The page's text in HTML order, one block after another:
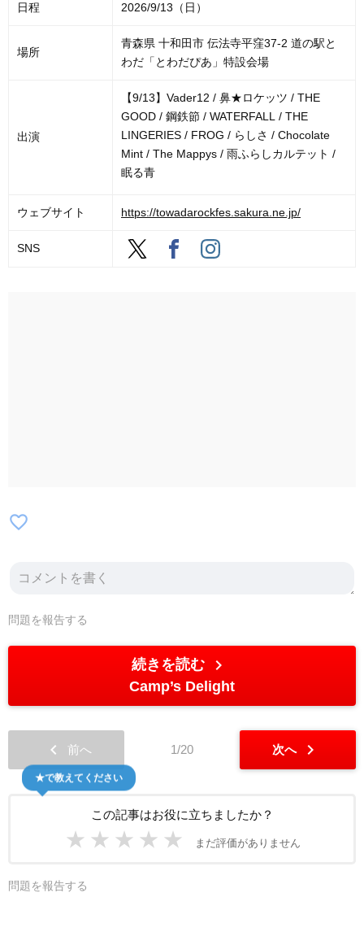
日程 2026/9/13（日）
場所
青森県 十和田市 伝法寺平窪37-2 道の駅と
わだ「とわだぴあ」特設会場
出演
【9/13】Vader12 / 鼻★ロケッツ / THE
GOOD / 鋼鉄節 / WATERFALL / THE
LINGERIES / FROG / らしさ / Chocolate
Mint / The Mappys / 雨ふらしカルテット /
眠る青
ウェブサイト https://towadarockfes.sakura.ne.jp/
SNS
favorite_border
問題を報告する
続きを読む chevron_right
Camp’s Delight
chevron_left 前へ 1/20 次へ chevron_right
この記事はお役に立ちましたか？
★ ★ ★ ★ ★ まだ評価がありません
★で教えてください
問題を報告する